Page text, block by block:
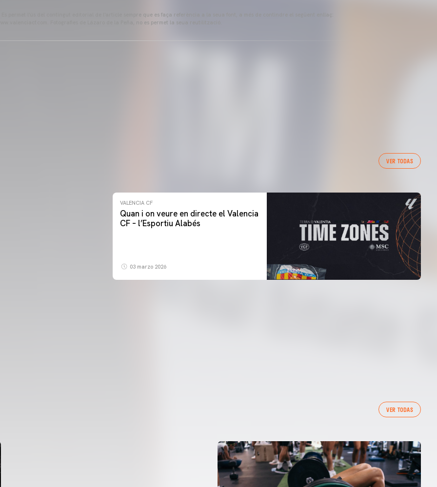
Es permet l'ús del contingut editorial de l'article sempre que es faça referència a la seua font, a més de contindre el següent enllaç:
www.valenciacf.com. Fotografies de Lázaro de la Peña, no es permet la seua reutilització.
VER TODAS
VALENCIA CF
Quan i on veure en directe el Valencia
CF – l’Esportiu Alabés
03 marzo 2026
VER TODAS